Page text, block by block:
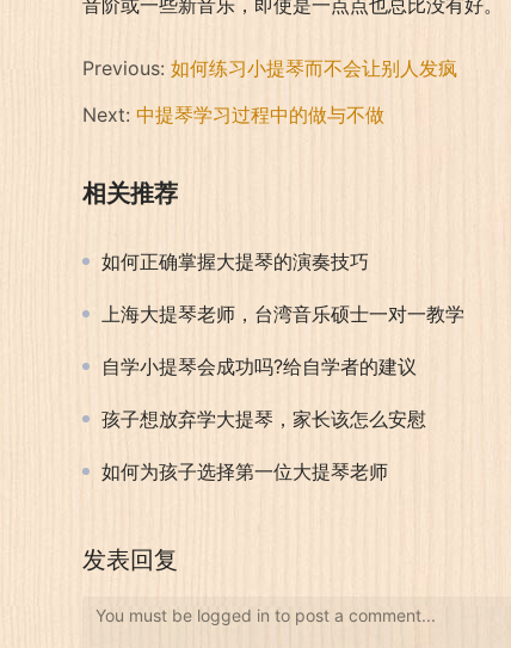
音阶或一些新音乐，即使是一点点也总比没有好。
Previous: 如何练习小提琴而不会让别人发疯
Next: 中提琴学习过程中的做与不做
相关推荐
如何正确掌握大提琴的演奏技巧
上海大提琴老师，台湾音乐硕士一对一教学
自学小提琴会成功吗?给自学者的建议
孩子想放弃学大提琴，家长该怎么安慰
如何为孩子选择第一位大提琴老师
发表回复
You must be logged in to post a comment...